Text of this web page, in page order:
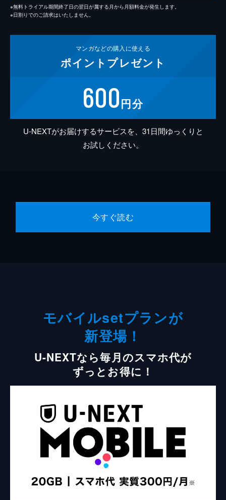
※無料トライアル期間終了日の翌日が属する月から月額料金が発生します。
※日割りでのご請求はいたしません。
マンガなどの購入に使える
ポイント プレゼント
600円分
U-NEXTがお届けするサービスを、31日間ゆっくりと
お試しください。
今すぐ読む
モバイルsetプランが
新登場！
U-NEXTなら毎月のスマホ代が
ずっとお得に！